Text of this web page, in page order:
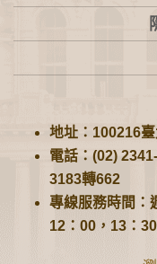
地址：100216
電話：(02)
3183轉662
專線服務時間：
12：00，13：